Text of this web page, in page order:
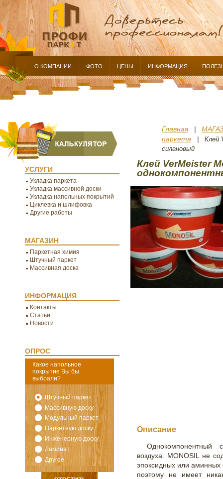
УСЛУГИ
Укладка паркета
Укладка массивной доски
Укладка напольных покрытий
Циклевка и шлифовка
Другие работы
МАГАЗИН
Паркетная химия
Штучный паркет
Массивная доска
ИНФОРМАЦИЯ
Контакты
Статьи
Новости
ОПРОС
Какое напольное
покрытие Вы бы
выбрали?
Штучный паркет
Массивную доску
Модульный паркет
Паркетную доску
Инженерную доску
Ламинат
Другое
Главная
паркета | Клей
силановый
Клей VerMeister
Описание
Однокомпонентный
воздуха. MONOSIL не
эпоксидных или
поэтому не имеет
О КОМПАНИИ ФОТО ЦЕНЫ ИНФОРМАЦИЯ